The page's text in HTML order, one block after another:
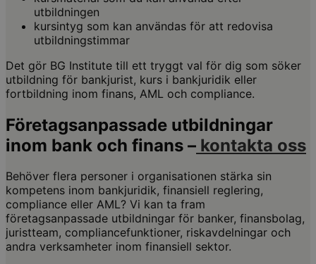
utbildningen
kursintyg som kan användas för att redovisa
utbildningstimmar
Det gör BG Institute till ett tryggt val för dig som söker
utbildning för bankjurist, kurs i bankjuridik eller
fortbildning inom finans, AML och compliance.
Företagsanpassade utbildningar
inom bank och finans – kontakta oss
Behöver flera personer i organisationen stärka sin
kompetens inom bankjuridik, finansiell reglering,
compliance eller AML? Vi kan ta fram
företagsanpassade utbildningar för banker, finansbolag,
juristteam, compliancefunktioner, riskavdelningar och
andra verksamheter inom finansiell sektor.